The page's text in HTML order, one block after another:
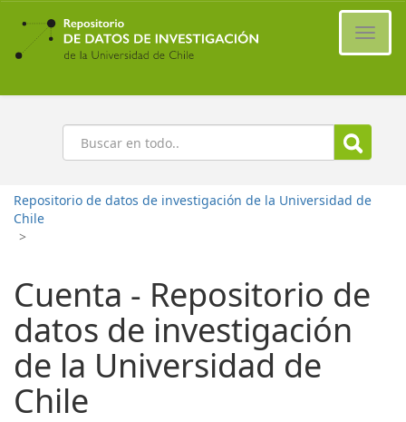
Ir
contenido
principal
Buscar
Repositorio de datos de investigación de la Universidad de
Chile
>
Cuenta - Repositorio de
datos de investigación
de la Universidad de
Chile